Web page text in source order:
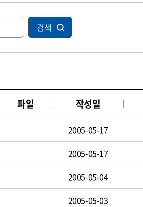
검색
파일 작성일
2005-05-17
2005-05-17
2005-05-04
2005-05-03